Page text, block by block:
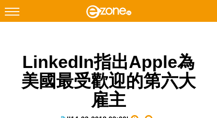
Facebook Instagram
科技焦點
LinkedIn指出Apple為
美國最受歡迎的第六大
雇主